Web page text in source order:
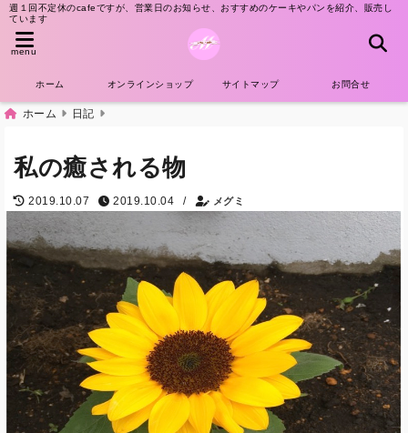
週１回不定休のcafeですが、営業日のお知らせ、おすすめのケーキやパンを紹介、販売し
ています
menu
ホーム オンラインショップ サイトマップ お問合せ
ホーム 日記
私の癒される物
2019.10.07 2019.10.04 / メグミ